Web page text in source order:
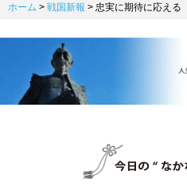
ホーム > 戦国新報 > 忠実に期待に応える